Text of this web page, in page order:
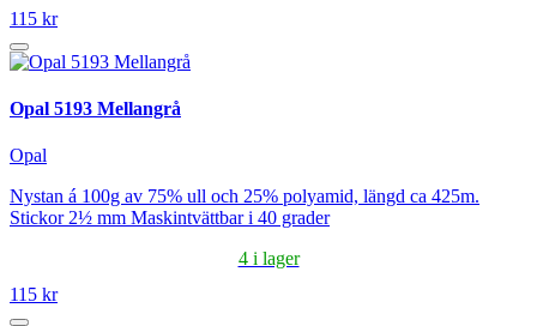
115 kr
Opal 5193 Mellangrå
Opal
Nystan á 100g av 75% ull och 25% polyamid, längd ca 425m.
Stickor 2½ mm Maskintvättbar i 40 grader
4 i lager
115 kr